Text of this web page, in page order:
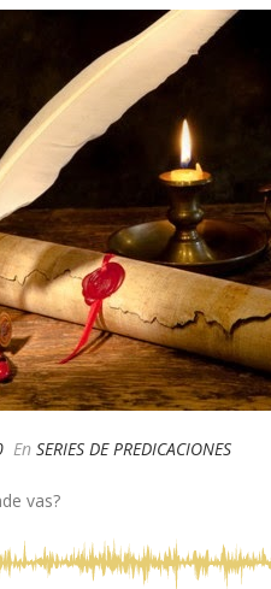
En SERIES DE PREDICACIONES
vas?